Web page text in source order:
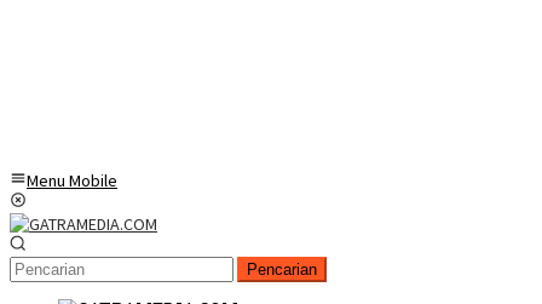
Menu Mobile
Pencarian